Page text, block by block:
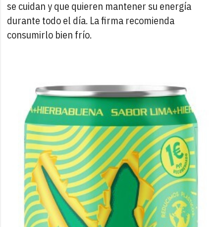
se cuidan y que quieren mantener su energía
durante todo el día. La firma recomienda
consumirlo bien frío.